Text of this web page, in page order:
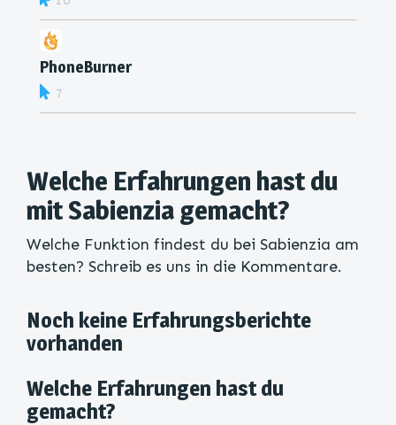
PhoneBurner
7
Welche Erfahrungen hast du
mit Sabienzia gemacht?
Welche Funktion findest du bei Sabienzia am
besten? Schreib es uns in die Kommentare.
Noch keine Erfahrungsberichte
vorhanden
Welche Erfahrungen hast du
gemacht?